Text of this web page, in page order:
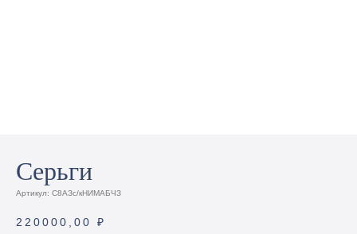
Серьги
Артикул: С8АЗс/кНИМАБЧЗ
220000,00 ₽